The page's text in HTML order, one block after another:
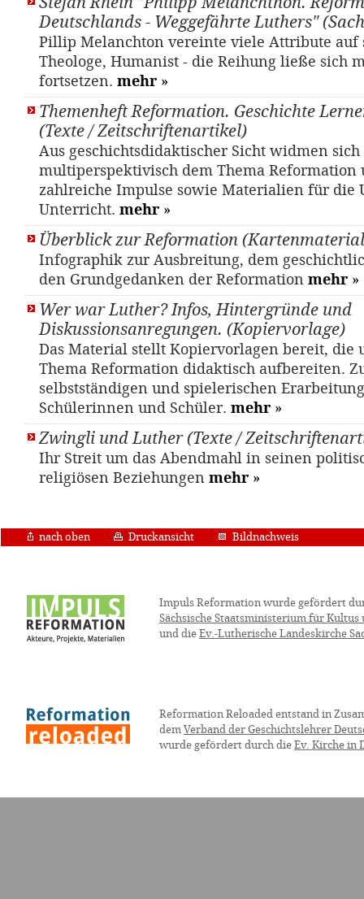
Deutschlands - Weggefährte Luthers"
Pillip Melanchton vereinte viele Attribute auf
Theologe, Humanist - die Reihung ließe sich
fortsetzen. mehr »
Themenheft Reformation. Geschichte
(Texte / Zeitschriftenartikel)
Aus geschichtsdidaktischer Sicht widmen
multiperspektivisch dem Thema
zahlreiche Impulse sowie Materialien für die
Unterricht. mehr »
Überblick zur Reformation
Infographik zur Ausbreitung, dem
den Grundgedanken der Reformation mehr »
Wer war Luther? Infos, Hintergründe und
Diskussionsanregungen. (Kopiervorlage)
Das Material stellt Kopiervorlagen bereit, die
Thema Reformation didaktisch aufbereiten.
selbstständigen und spielerischen
Schülerinnen und Schüler. mehr »
Zwingli und Luther (Texte /
Ihr Streit um das Abendmahl in seinen
religiösen Beziehungen mehr »
nach oben Druckansicht Bildnachweis
Impuls Reformation wurde gefördert
Sächsische Staatsministerium für Kultus
und die Ev.-Lutherische Landeskirche
Reformation Reloaded entstand in
dem Verband der Geschichtslehrer
wurde gefördert durch die Ev. Kirche in